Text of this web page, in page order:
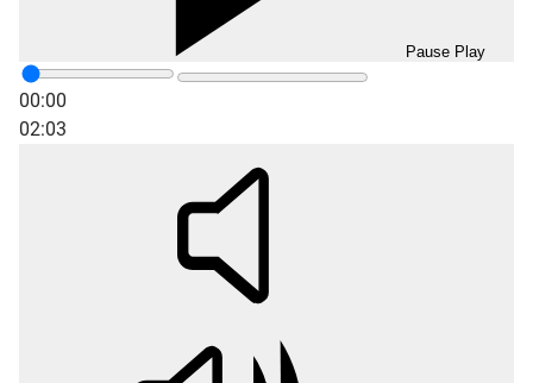
Pause Play
00:00
02:03